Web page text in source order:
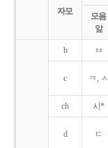
자모
모음
앞
b ㅂ
c ㅋ, ㅅ
ch 시*
d ㄷ